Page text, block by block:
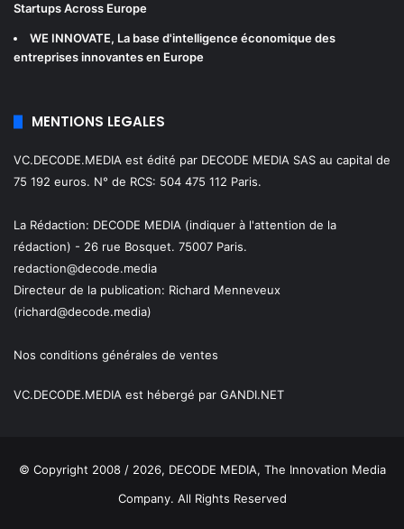
Startups Across Europe
WE INNOVATE, La base d'intelligence économique des
entreprises innovantes en Europe
MENTIONS LEGALES
VC.DECODE.MEDIA est édité par DECODE MEDIA SAS au capital de
75 192 euros. N° de RCS: 504 475 112 Paris.
La Rédaction: DECODE MEDIA (indiquer à l'attention de la
rédaction) - 26 rue Bosquet. 75007 Paris.
redaction@decode.media
Directeur de la publication: Richard Menneveux
(richard@decode.media)
Nos conditions générales de ventes
VC.DECODE.MEDIA est hébergé par GANDI.NET
© Copyright 2008 / 2026, DECODE MEDIA, The Innovation Media
Company. All Rights Reserved